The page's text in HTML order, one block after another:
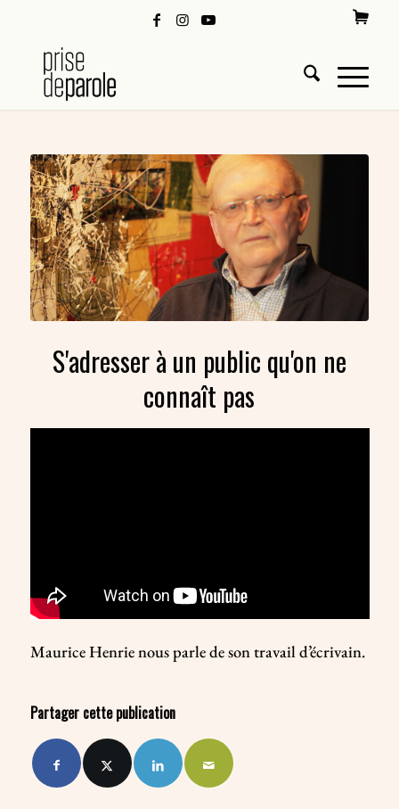
S'adresser à un public qu'on ne
connaît pas
Maurice Henrie nous parle de son travail d’écrivain.
Partager cette publication